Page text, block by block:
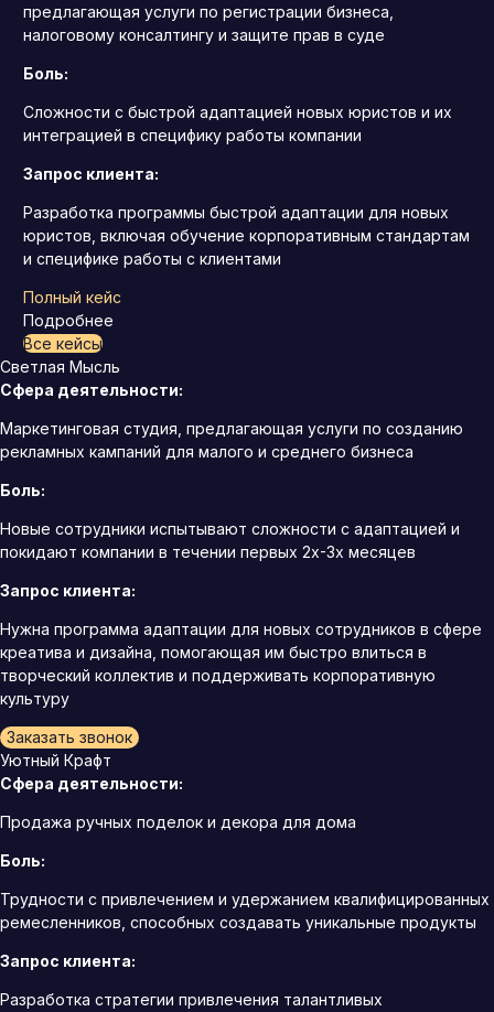
предлагающая услуги по регистрации бизнеса,
налоговому консалтингу и защите прав в суде
Боль:
Сложности с быстрой адаптацией новых юристов и их
интеграцией в специфику работы компании
Запрос клиента:
Разработка программы быстрой адаптации для новых
юристов, включая обучение корпоративным стандартам
и специфике работы с клиентами
Полный кейс
Подробнее
Все кейсы
Светлая Мысль
Сфера деятельности:
Маркетинговая студия, предлагающая услуги по созданию
рекламных кампаний для малого и среднего бизнеса
Боль:
Новые сотрудники испытывают сложности с адаптацией и
покидают компании в течении первых 2х-3х месяцев
Запрос клиента:
Нужна программа адаптации для новых сотрудников в сфере
креатива и дизайна, помогающая им быстро влиться в
творческий коллектив и поддерживать корпоративную
культуру
Заказать звонок
Уютный Крафт
Сфера деятельности:
Продажа ручных поделок и декора для дома
Боль:
Трудности с привлечением и удержанием квалифицированных
ремесленников, способных создавать уникальные продукты
Запрос клиента:
Разработка стратегии привлечения талантливых